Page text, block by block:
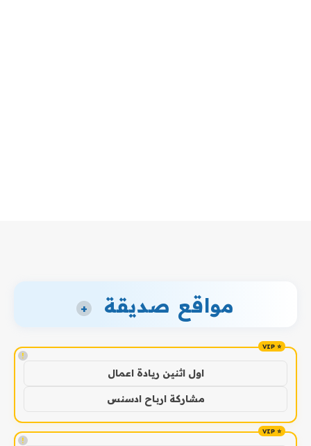
مواقع صديقة +
!
اول اثنين ريادة اعمال
مشاركة ارباح ادسنس
!